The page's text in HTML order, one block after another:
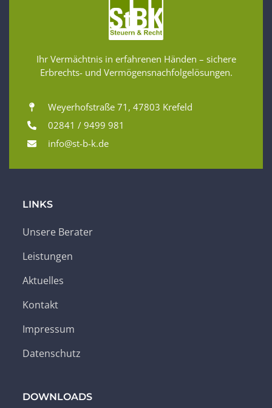
Ihr Vermächtnis in erfahrenen Händen – sichere
Erbrechts- und Vermögensnachfolgelösungen.
Weyerhofstraße 71, 47803 Krefeld
02841 / 9499 981
info@st-b-k.de
LINKS
Unsere Berater
Leistungen
Aktuelles
Kontakt
Impressum
Datenschutz
DOWNLOADS